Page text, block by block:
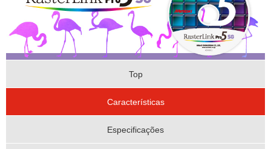
Top
Características
Especificações